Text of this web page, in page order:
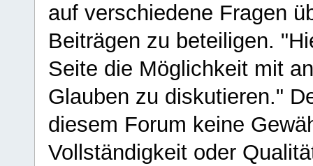
auf verschiedene Fragen
Beiträgen zu beteiligen.
Seite die Möglichkeit mit
Glauben zu diskutieren."
diesem Forum keine
Vollständigkeit oder